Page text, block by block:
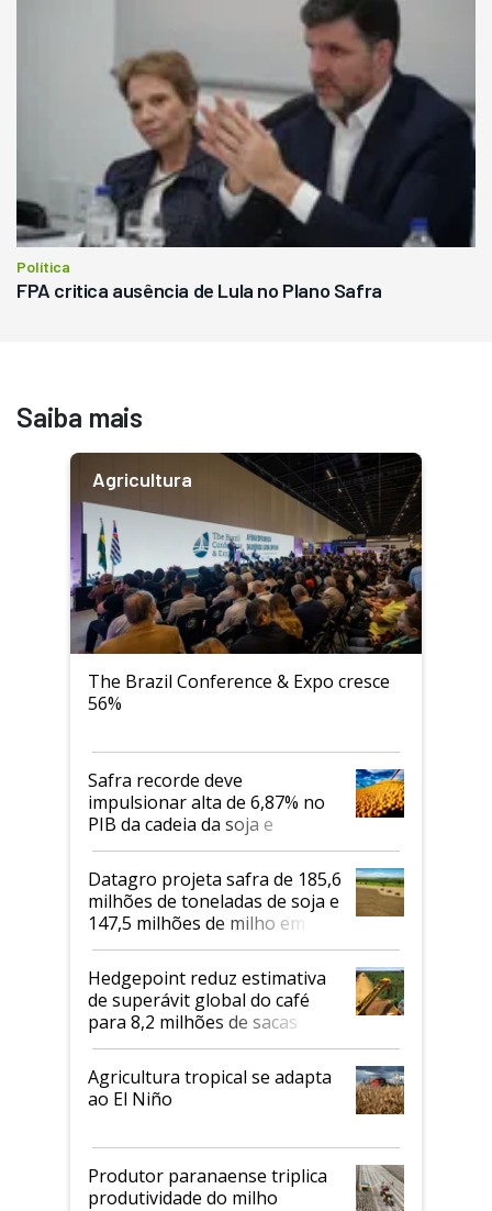
Política
FPA critica ausência de Lula no Plano Safra
Saiba mais
Agricultura
The Brazil Conference & Expo cresce
56%
Safra recorde deve
impulsionar alta de 6,87% no
PIB da cadeia da soja e
biodiesel em 2026
Datagro projeta safra de 185,6
milhões de toneladas de soja e
147,5 milhões de milho em
2026/27
Hedgepoint reduz estimativa
de superávit global do café
para 8,2 milhões de sacas
Agricultura tropical se adapta
ao El Niño
Produtor paranaense triplica
produtividade do milho